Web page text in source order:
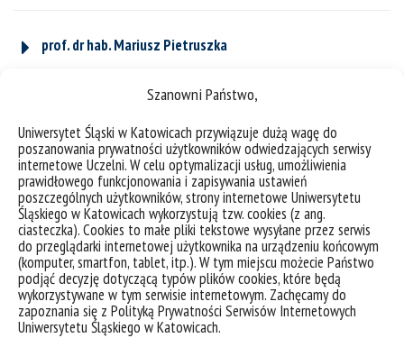
Szanowni Państwo,
Uniwersytet Śląski w Katowicach przywiązuje dużą wagę do
poszanowania prywatności użytkowników odwiedzających serwisy
internetowe Uczelni. W celu optymalizacji usług, umożliwienia
prawidłowego funkcjonowania i zapisywania ustawień
poszczególnych użytkowników, strony internetowe Uniwersytetu
Śląskiego w Katowicach wykorzystują tzw. cookies (z ang.
ciasteczka). Cookies to małe pliki tekstowe wysyłane przez serwis
do przeglądarki internetowej użytkownika na urządzeniu końcowym
(komputer, smartfon, tablet, itp.). W tym miejscu możecie Państwo
podjąć decyzję dotyczącą typów plików cookies, które będą
wykorzystywane w tym serwisie internetowym. Zachęcamy do
zapoznania się z Polityką Prywatności Serwisów Internetowych
Uniwersytetu Śląskiego w Katowicach.
prof. dr hab. Mariusz Pietruszka
dr hab. Aldona Uziębło